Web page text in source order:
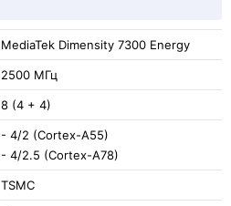
MediaTek Dimensity 7300 Energy
2500 МГц
8 (4 + 4)
- 4/2 (Cortex-A55)
- 4/2.5 (Cortex-A78)
TSMC